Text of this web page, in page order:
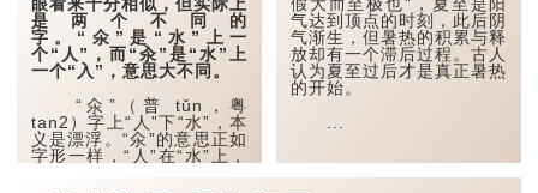
故“氼”和“溺”二字相同。
《礼记·缁衣》引孔子曾在
不同文章中写道，“君子溺
于...
是两个不同的
字。“氽”是“水”上一
个“人”，而“汆”是“水”上
一个“入”，意思大不同。
“氽”（普 tǔn，粤
tan2）字上“人”下“水”，本
义是漂浮。“氽”的意思正如
字形一样，“人”在“水”上，
假大而至极也”，夏至是阳
气达到顶点的时刻，此后阴
气渐生，但暑热的积累与释
放却有一个滞后过程。古人
认为夏至过后才是真正暑热
的开始。